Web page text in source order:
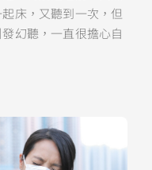
床，又聽到一次，但
幻聽，一直很擔心自